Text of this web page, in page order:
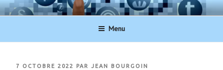
Aller
au
principal
NUMERO-SERVICECLIENT.BE
Menu
PUBLIÉ
7 OCTOBRE 2022 PAR JEAN BOURGOIN